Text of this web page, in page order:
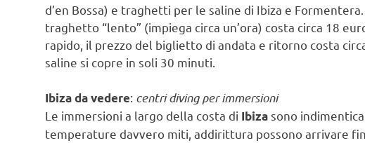
d’en Bossa) e traghetti per le saline di Ibiza e
traghetto “lento” (impiega circa un’ora) costa circa 18
rapido, il prezzo del biglietto di andata e ritorno costa
saline si copre in soli 30 minuti.
Ibiza da vedere: centri diving per immersioni
Le immersioni a largo della costa di Ibiza sono
temperature davvero miti, addirittura possono arrivare